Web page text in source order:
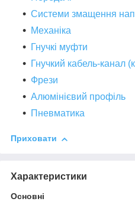
Системи змащення
Механіка
Гнучкі муфти
Гнучкий кабель-канал
Фрези
Алюмінієвий профіль
Пневматика
Приховати
Характеристики
Основні